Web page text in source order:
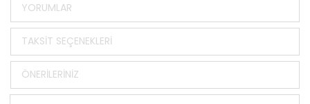
YORUMLAR
TAKSIT SEÇENEKLERI
ÖNERILERINIZ